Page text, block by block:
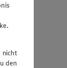
nicht
den